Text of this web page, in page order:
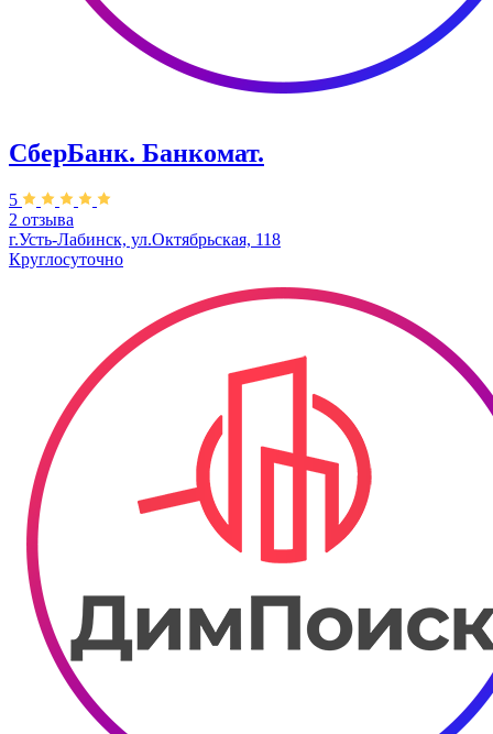
СберБанк. Банкомат.
5
2 отзыва
г.Усть-Лабинск, ул.​Октябрьская, 118
Круглосуточно